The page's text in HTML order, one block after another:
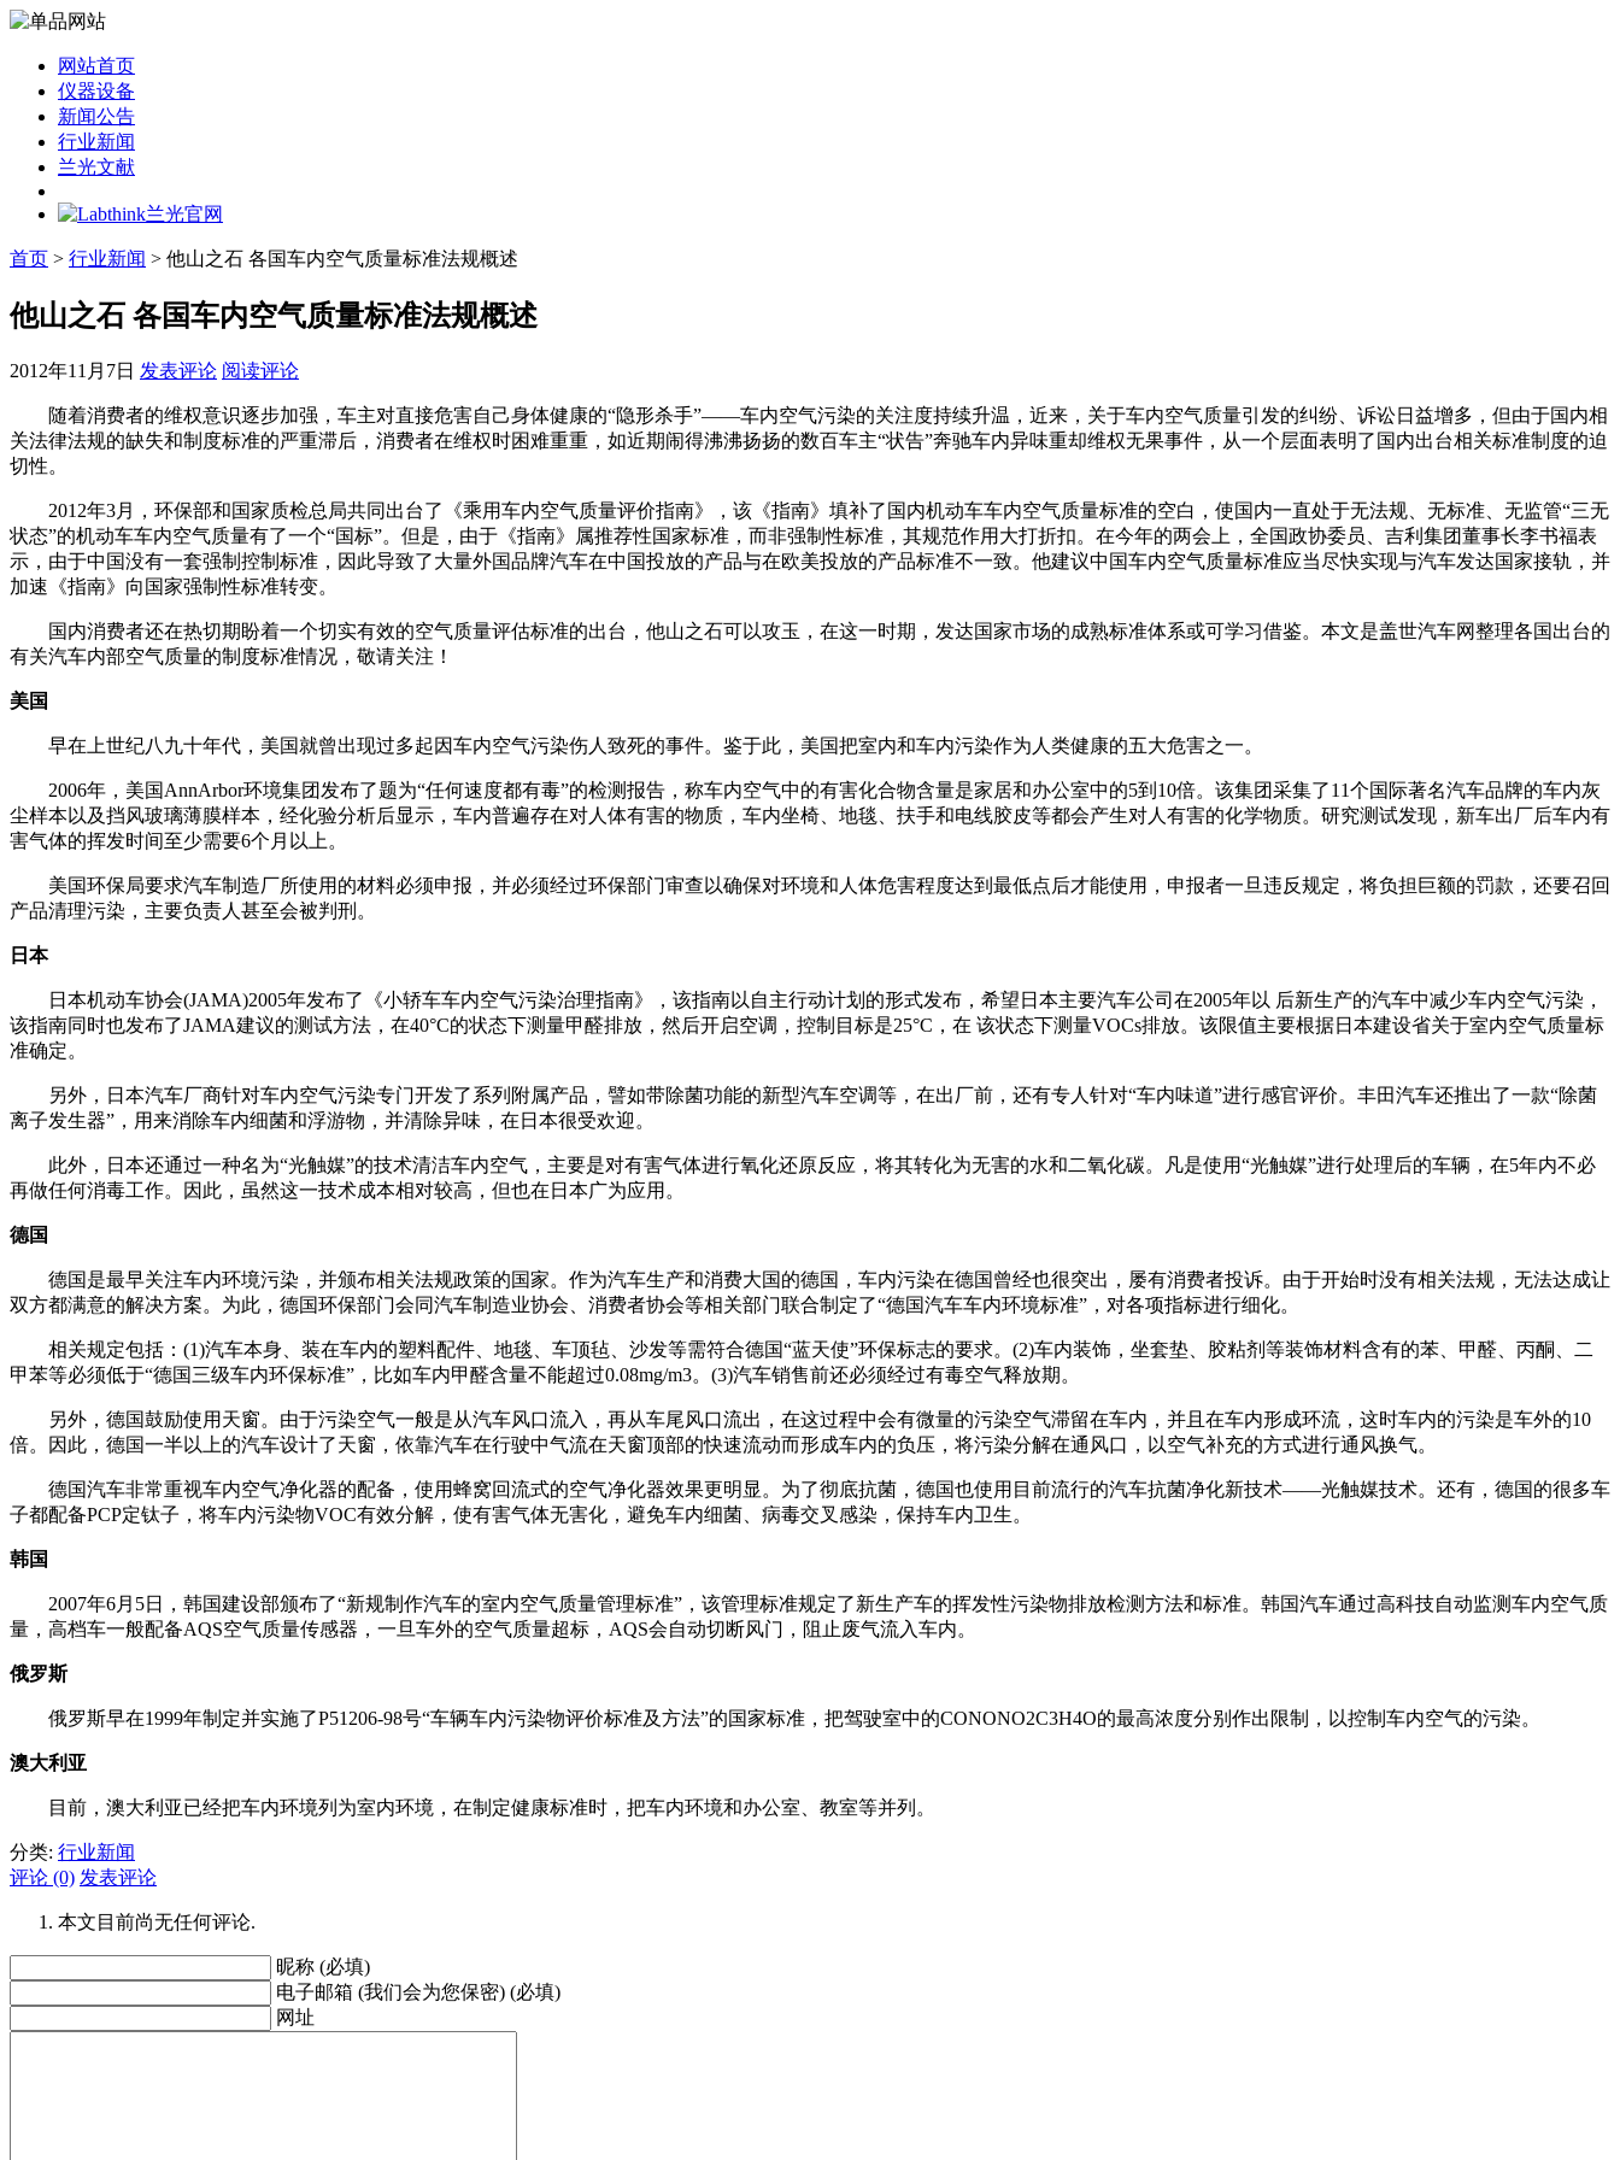
网站首页
仪器设备
新闻公告
行业新闻
兰光文献
首页 > 行业新闻 > 他山之石 各国车内空气质量标准法规概述
他山之石 各国车内空气质量标准法规概述
2012年11月7日 发表评论 阅读评论
随着消费者的维权意识逐步加强，车主对直接危害自己身体健康的“隐形杀手”——车内空气污染的关注度持续升温，近来，关于车内空气质量引发的纠纷、诉讼日益增多，但由于国内相
关法律法规的缺失和制度标准的严重滞后，消费者在维权时困难重重，如近期闹得沸沸扬扬的数百车主“状告”奔驰车内异味重却维权无果事件，从一个层面表明了国内出台相关标准制度的迫
切性。
2012年3月，环保部和国家质检总局共同出台了《乘用车内空气质量评价指南》，该《指南》填补了国内机动车车内空气质量标准的空白，使国内一直处于无法规、无标准、无监管“三无
状态”的机动车车内空气质量有了一个“国标”。但是，由于《指南》属推荐性国家标准，而非强制性标准，其规范作用大打折扣。在今年的两会上，全国政协委员、吉利集团董事长李书福表
示，由于中国没有一套强制控制标准，因此导致了大量外国品牌汽车在中国投放的产品与在欧美投放的产品标准不一致。他建议中国车内空气质量标准应当尽快实现与汽车发达国家接轨，并
加速《指南》向国家强制性标准转变。
国内消费者还在热切期盼着一个切实有效的空气质量评估标准的出台，他山之石可以攻玉，在这一时期，发达国家市场的成熟标准体系或可学习借鉴。本文是盖世汽车网整理各国出台的
有关汽车内部空气质量的制度标准情况，敬请关注！
美国
早在上世纪八九十年代，美国就曾出现过多起因车内空气污染伤人致死的事件。鉴于此，美国把室内和车内污染作为人类健康的五大危害之一。
2006年，美国AnnArbor环境集团发布了题为“任何速度都有毒”的检测报告，称车内空气中的有害化合物含量是家居和办公室中的5到10倍。该集团采集了11个国际著名汽车品牌的车内灰
尘样本以及挡风玻璃薄膜样本，经化验分析后显示，车内普遍存在对人体有害的物质，车内坐椅、地毯、扶手和电线胶皮等都会产生对人有害的化学物质。研究测试发现，新车出厂后车内有
害气体的挥发时间至少需要6个月以上。
美国环保局要求汽车制造厂所使用的材料必须申报，并必须经过环保部门审查以确保对环境和人体危害程度达到最低点后才能使用，申报者一旦违反规定，将负担巨额的罚款，还要召回
产品清理污染，主要负责人甚至会被判刑。
日本
日本机动车协会(JAMA)2005年发布了《小轿车车内空气污染治理指南》，该指南以自主行动计划的形式发布，希望日本主要汽车公司在2005年以 后新生产的汽车中减少车内空气污染，
该指南同时也发布了JAMA建议的测试方法，在40°C的状态下测量甲醛排放，然后开启空调，控制目标是25°C，在 该状态下测量VOCs排放。该限值主要根据日本建设省关于室内空气质量标
准确定。
另外，日本汽车厂商针对车内空气污染专门开发了系列附属产品，譬如带除菌功能的新型汽车空调等，在出厂前，还有专人针对“车内味道”进行感官评价。丰田汽车还推出了一款“除菌
离子发生器”，用来消除车内细菌和浮游物，并清除异味，在日本很受欢迎。
此外，日本还通过一种名为“光触媒”的技术清洁车内空气，主要是对有害气体进行氧化还原反应，将其转化为无害的水和二氧化碳。凡是使用“光触媒”进行处理后的车辆，在5年内不必
再做任何消毒工作。因此，虽然这一技术成本相对较高，但也在日本广为应用。
德国
德国是最早关注车内环境污染，并颁布相关法规政策的国家。作为汽车生产和消费大国的德国，车内污染在德国曾经也很突出，屡有消费者投诉。由于开始时没有相关法规，无法达成让
双方都满意的解决方案。为此，德国环保部门会同汽车制造业协会、消费者协会等相关部门联合制定了“德国汽车车内环境标准”，对各项指标进行细化。
相关规定包括：(1)汽车本身、装在车内的塑料配件、地毯、车顶毡、沙发等需符合德国“蓝天使”环保标志的要求。(2)车内装饰，坐套垫、胶粘剂等装饰材料含有的苯、甲醛、丙酮、二
甲苯等必须低于“德国三级车内环保标准”，比如车内甲醛含量不能超过0.08mg/m3。(3)汽车销售前还必须经过有毒空气释放期。
另外，德国鼓励使用天窗。由于污染空气一般是从汽车风口流入，再从车尾风口流出，在这过程中会有微量的污染空气滞留在车内，并且在车内形成环流，这时车内的污染是车外的10
倍。因此，德国一半以上的汽车设计了天窗，依靠汽车在行驶中气流在天窗顶部的快速流动而形成车内的负压，将污染分解在通风口，以空气补充的方式进行通风换气。
德国汽车非常重视车内空气净化器的配备，使用蜂窝回流式的空气净化器效果更明显。为了彻底抗菌，德国也使用目前流行的汽车抗菌净化新技术——光触媒技术。还有，德国的很多车
子都配备PCP定钛子，将车内污染物VOC有效分解，使有害气体无害化，避免车内细菌、病毒交叉感染，保持车内卫生。
韩国
2007年6月5日，韩国建设部颁布了“新规制作汽车的室内空气质量管理标准”，该管理标准规定了新生产车的挥发性污染物排放检测方法和标准。韩国汽车通过高科技自动监测车内空气质
量，高档车一般配备AQS空气质量传感器，一旦车外的空气质量超标，AQS会自动切断风门，阻止废气流入车内。
俄罗斯
俄罗斯早在1999年制定并实施了P51206-98号“车辆车内污染物评价标准及方法”的国家标准，把驾驶室中的CONONO2C3H4O的最高浓度分别作出限制，以控制车内空气的污染。
澳大利亚
目前，澳大利亚已经把车内环境列为室内环境，在制定健康标准时，把车内环境和办公室、教室等并列。
分类: 行业新闻
评论 (0) 发表评论
本文目前尚无任何评论.
昵称 (必填)
电子邮箱 (我们会为您保密) (必填)
网址